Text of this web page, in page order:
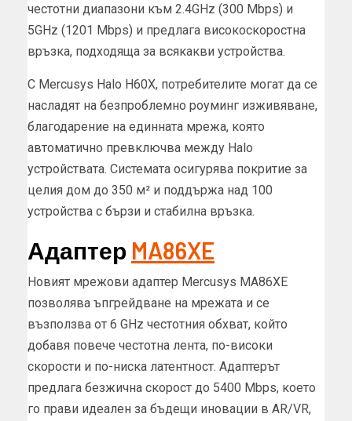
честотни диапазони към 2.4GHz (300 Mbps) и
5GHz (1201 Mbps) и предлага високоскоростна
връзка, подходяща за всякакви устройства.
С Mercusys Halo H60X, потребителите могат да се
насладят на безпроблемно роуминг изживяване,
благодарение на единната мрежа, която
автоматично превключва между Halo
устройствата. Системата осигурява покритие за
целия дом до 350 м² и поддържа над 100
устройства с бързи и стабилна връзка.
Адаптер MA86XE
Новият мрежови адаптер Mercusys MA86XE
позволява ъпгрейдване на мрежата и се
възползва от 6 GHz честотния обхват, който
добавя повече честотна лента, по-високи
скорости и по-ниска латентност. Адаптерът
предлага безжична скорост до 5400 Mbps, което
го прави идеален за бъдещи иновации в AR/VR,